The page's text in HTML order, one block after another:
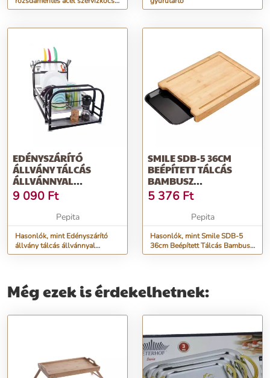
38 x 55 x 163 cm
EDÉNYSZÁRÍTÓ
ÁLLVÁNY TÁLCÁS
ÁLLVÁNNYAL
PADLÁSSAL
9 090 Ft
Pepita
Hasonlók, mint Edényszárító
állvány tálcás állvánnyal
padlással
SMILE SDB-5 36CM
BEÉPÍTETT TÁLCÁS
BAMBUSZ
VÁGÓDESZKA
5 376 Ft
Pepita
Hasonlók, mint Smile SDB-5
36cm Beépített Tálcás Bambusz
vágódeszka
Még ezek is érdekelhetnek: